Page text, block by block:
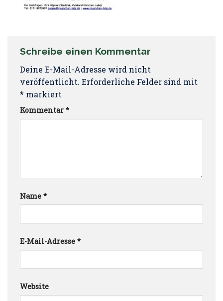
Schreibe einen Kommentar
Deine E-Mail-Adresse wird nicht
veröffentlicht. Erforderliche Felder sind mit
* markiert
Kommentar *
Name *
E-Mail-Adresse *
Website